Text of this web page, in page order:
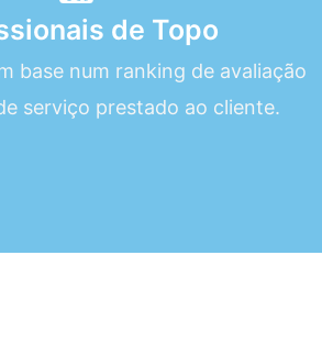
de Topo
base num ranking de avaliação
serviço prestado ao cliente.